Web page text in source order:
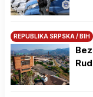
REPUBLIKA SRPSKA / BIH